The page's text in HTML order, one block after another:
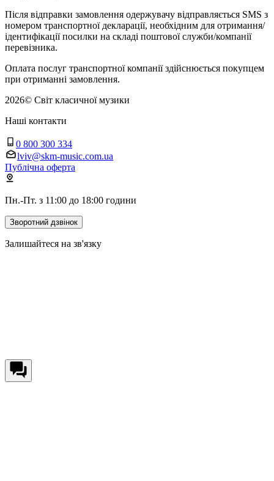
Після відправки замовлення одержувачу відправляється SMS з
номером транспортної декларації, необхідним для отримання/
ідентифікації посилки на складі поштової служби/компанії
перевізника.
Оплата послуг транспортної компанії здійснюється покупцем
при отриманні замовлення.
2026© Світ класичної музики
Наші контакти
0 800 300 334
lviv@skm-music.com.ua
Публічна оферта
Пн.-Пт. з 11:00 до 18:00 години
Зворотний дзвінок
Залишайтеся на зв'язку